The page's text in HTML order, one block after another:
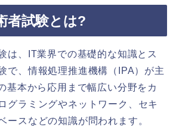
者試験とは?
は、IT業界での基礎的な知識とス
で、情報処理推進機構（IPA）が主
基本から応用まで幅広い分野をカ
グラミングやネットワーク、セキ
ースなどの知識が問われます。